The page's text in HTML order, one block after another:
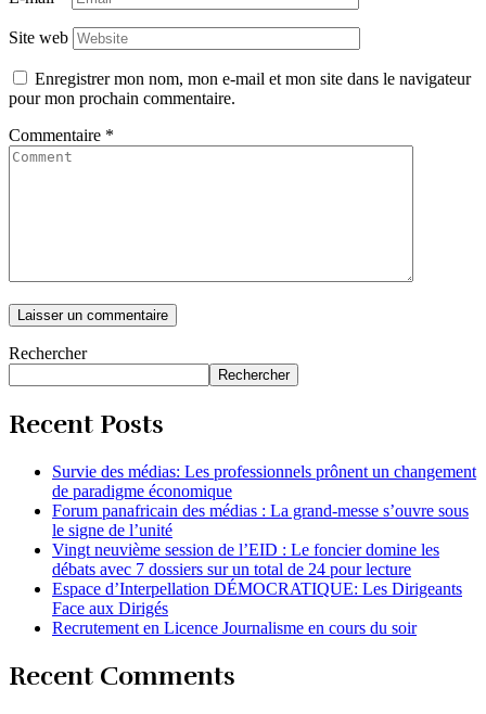
Site web
Enregistrer mon nom, mon e-mail et mon site dans le navigateur
pour mon prochain commentaire.
Commentaire *
Rechercher
Rechercher
Recent Posts
Survie des médias: Les professionnels prônent un changement
de paradigme économique
Forum panafricain des médias : La grand-messe s’ouvre sous
le signe de l’unité
Vingt neuvième session de l’EID : Le foncier domine les
débats avec 7 dossiers sur un total de 24 pour lecture
Espace d’Interpellation DÉMOCRATIQUE: Les Dirigeants
Face aux Dirigés
Recrutement en Licence Journalisme en cours du soir
Recent Comments